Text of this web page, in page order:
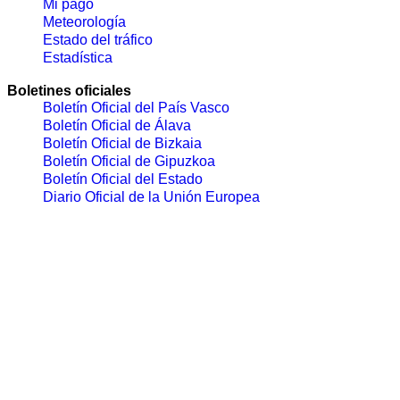
Mi pago
Meteorología
Estado del tráfico
Estadística
Boletines oficiales
Boletín Oficial del País Vasco
Boletín Oficial de Álava
Boletín Oficial de Bizkaia
Boletín Oficial de Gipuzkoa
Boletín Oficial del Estado
Diario Oficial de la Unión Europea